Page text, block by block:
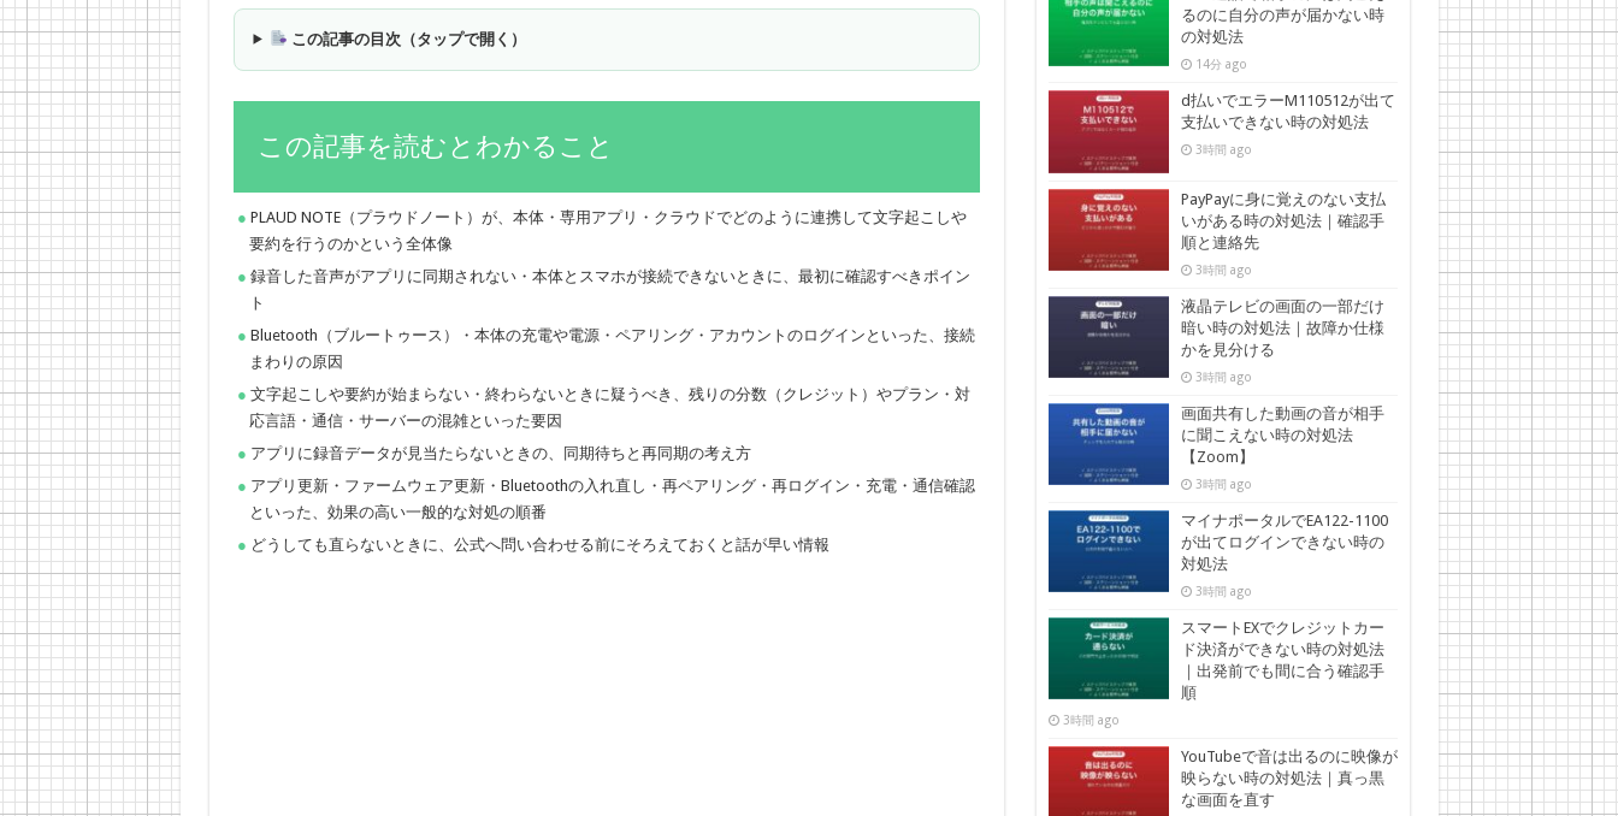
この記事の目次（タップで開く）
この記事を読むとわかること
PLAUD NOTE（プラウドノート）が、本体・専用アプリ・クラウドでどのように連携して文字起こしや
要約を行うのかという全体像
録音した音声がアプリに同期されない・本体とスマホが接続できないときに、最初に確認すべきポイン
ト
Bluetooth（ブルートゥース）・本体の充電や電源・ペアリング・アカウントのログインといった、接続
まわりの原因
文字起こしや要約が始まらない・終わらないときに疑うべき、残りの分数（クレジット）やプラン・対
応言語・通信・サーバーの混雑といった要因
アプリに録音データが見当たらないときの、同期待ちと再同期の考え方
アプリ更新・ファームウェア更新・Bluetoothの入れ直し・再ペアリング・再ログイン・充電・通信確認
といった、効果の高い一般的な対処の順番
どうしても直らないときに、公式へ問い合わせる前にそろえておくと話が早い情報
るのに自分の声が届かない時
の対処法
14分 ago
d払いでエラーM110512が出て
支払いできない時の対処法
3時間 ago
PayPayに身に覚えのない支払
いがある時の対処法｜確認手
順と連絡先
3時間 ago
液晶テレビの画面の一部だけ
暗い時の対処法｜故障か仕様
かを見分ける
3時間 ago
画面共有した動画の音が相手
に聞こえない時の対処法
【Zoom】
3時間 ago
マイナポータルでEA122-1100
が出てログインできない時の
対処法
3時間 ago
スマートEXでクレジットカー
ド決済ができない時の対処法
｜出発前でも間に合う確認手
順
3時間 ago
YouTubeで音は出るのに映像が
映らない時の対処法｜真っ黒
な画面を直す